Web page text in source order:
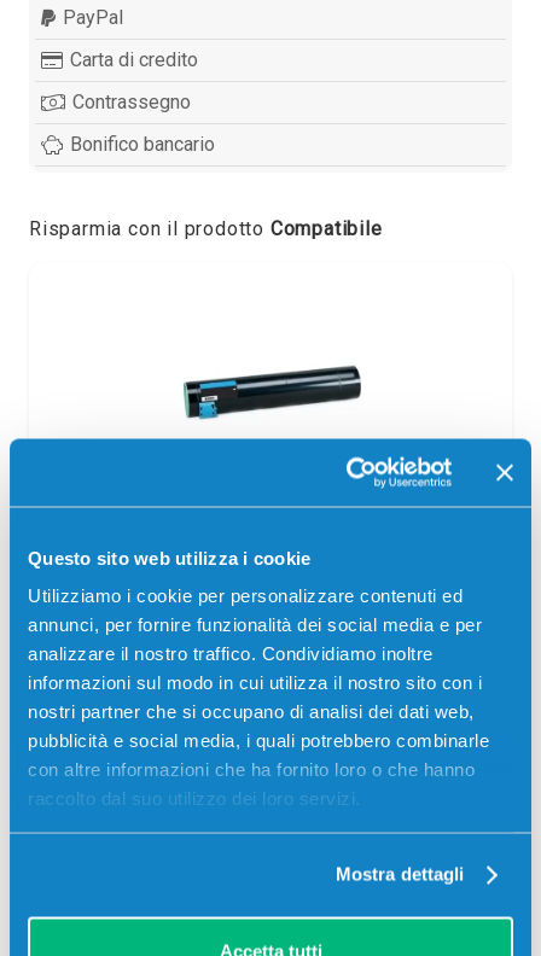
Questo sito web utilizza i cookie
Utilizziamo i cookie per personalizzare contenuti ed
annunci, per fornire funzionalità dei social media e per
analizzare il nostro traffico. Condividiamo inoltre
informazioni sul modo in cui utilizza il nostro sito con i
nostri partner che si occupano di analisi dei dati web,
pubblicità e social media, i quali potrebbero combinarle
con altre informazioni che ha fornito loro o che hanno
raccolto dal suo utilizzo dei loro servizi.
Mostra dettagli
Accetta tutti
PayPal
Carta di credito
Contrassegno
Bonifico bancario
Risparmia con il prodotto Compatibile
CIANO
Codice:C930H2CG.C
Toner compatibile Lexmark C930H2CG CIANO 24000
pagine per Stampanti: Lexmark C935
55,00€
CONSEGNA IN 3-5 GIORNI
SCADE TRA: